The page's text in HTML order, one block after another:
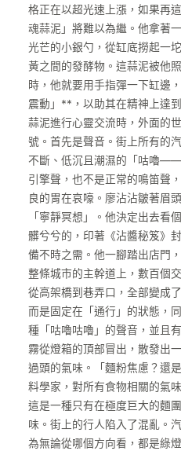
格正在以超光速上漲，如果再
魂蒜泥」將難以為繼。他拿著
光芒的小銀勺，從缸底撈起一
黃之間的發酵物。這蒜泥被他
時，他就要用手指彈一下缸邊
震動」**，以助其在精神上達
蒜泥進行心靈交流時，外面的
號。首先是聲音。街上所有的
不斷、低沉且潮濕的「咕嚕
引擎聲，也不是正常的鳴笛聲
良的胃在哀嚎。廖沾沾皺著眉
「寧靜冥想」。他決定出去看
髒兮兮的，印著《沾醬秘笈》
備不時之需。他一腳踏出店門
整條城市的主幹道上，數百個
從高架橋到巷弄口，全部變成
而是固定在「通行」的狀態，
種「咕嚕咕嚕」的聲音，並且
霧從燈箱的頂部冒出，散發出
過頭的氣味。「麵粉焦慮？還
料學家，對所有食物相關的氣
這是一種只有在極度巨大的麵
味。街上的行人陷入了混亂。
為無論從哪個方向看，都是綠